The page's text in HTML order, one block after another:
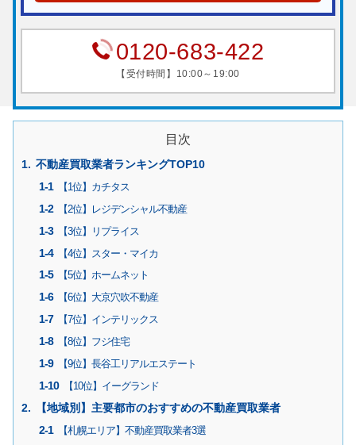
0120-683-422
【受付時間】10:00～19:00
目次
不動産買取業者ランキングTOP10
【1位】カチタス
【2位】レジデンシャル不動産
【3位】リプライス
【4位】スター・マイカ
【5位】ホームネット
【6位】大京穴吹不動産
【7位】インテリックス
【8位】フジ住宅
【9位】長谷工リアルエステート
【10位】イーグランド
【地域別】主要都市のおすすめの不動産買取業者
【札幌エリア】不動産買取業者3選